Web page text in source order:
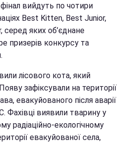
вийдуть по чотири
Best Kitten, Best Junior,
яких об’єднане
призерів конкурсу та
лісового кота, який
зафіксували на території
евакуйованого після аварії
Фахівці виявили тварину у
радіаційно-екологічному
евакуйованої села,